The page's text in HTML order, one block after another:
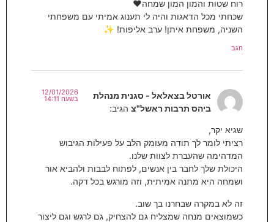
רוח שטות והמון המון שמחה❤️
שכחתי מכל הדאגות והיה לי תענוג אמיתי עם משפחתי
השניה, משפחת איתן! ערב אליפות! ✨
הגב
אורטל בצאלאל - סגנית מנהלת
ביהס תרבות ראשל"צ הגיב:
12/01/2026
בשעה 14:11
שגיא יקר,
רציתי לומר לך תודה מעומק הלב על פעילות הגיבוש
המדהימה שהעברת לצוות שלנו.
היכולת שלך לחבר בין אנשים, לפתוח לבבות ולהביא אור
ושמחה היא מתנה אמיתית, וזה מורגש בכל דקה.
זה לא במקרה שבחרנו בך שוב.
כשמוצאים מנחה שמצליח גם להצחיק, גם לרגש וגם ליצור